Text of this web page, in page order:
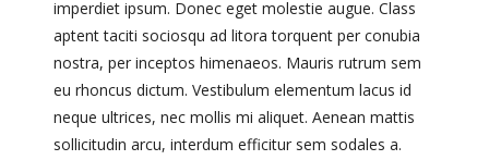
imperdiet ipsum. Donec eget molestie augue. Class
aptent taciti sociosqu ad litora torquent per conubia
nostra, per inceptos himenaeos. Mauris rutrum sem
eu rhoncus dictum. Vestibulum elementum lacus id
neque ultrices, nec mollis mi aliquet. Aenean mattis
sollicitudin arcu, interdum efficitur sem sodales a.